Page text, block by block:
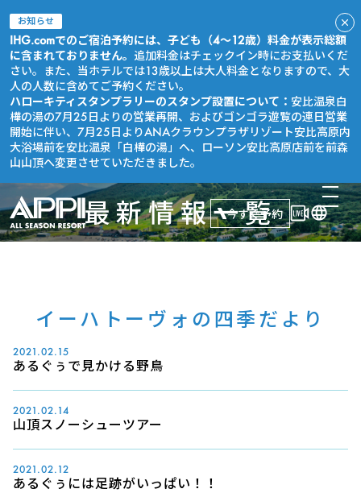
お知らせ
IHG.comでのご宿泊予約には、子ども（4～12歳）料金が表示総額
に含まれておりません。 追加料金はチェックイン時にお支払いくだ
さい。また、当ホテルでは13歳以上は大人料金となりますので、大
人の人数に含めてご予約ください。
ハローキティスタンプラリーのスタンプ設置について： 安比温泉白
樺の湯の7月25日よりの営業再開、およびゴンゴラ遊覧の連日営業
開始に伴い、7月25日よりANAクラウンプラザリゾート安比高原内
大浴場前を安比温泉「白樺の湯」へ、ローソン安比高原店前を前森
山山頂へ変更させていただきました。
今すぐ予約
最新情報一覧
イーハトーヴォの四季だより
2021.02.15
あるぐぅで見かける野鳥
2021.02.14
山頂スノーシューツアー
2021.02.12
あるぐぅには足跡がいっぱい！！